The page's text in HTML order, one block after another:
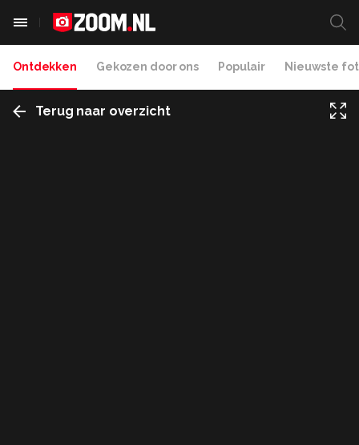
Ontdekken Gekozen door ons Populair Nieuwste
Terug naar overzicht